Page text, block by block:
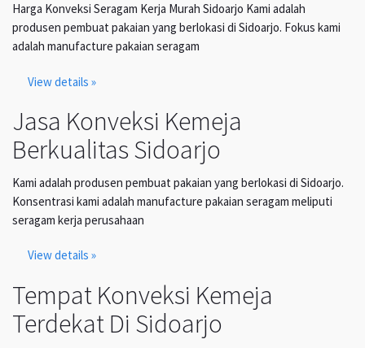
Harga Konveksi Seragam Kerja Murah Sidoarjo Kami adalah
produsen pembuat pakaian yang berlokasi di Sidoarjo. Fokus kami
adalah manufacture pakaian seragam
View details »
Jasa Konveksi Kemeja
Berkualitas Sidoarjo
Kami adalah produsen pembuat pakaian yang berlokasi di Sidoarjo.
Konsentrasi kami adalah manufacture pakaian seragam meliputi
seragam kerja perusahaan
View details »
Tempat Konveksi Kemeja
Terdekat Di Sidoarjo